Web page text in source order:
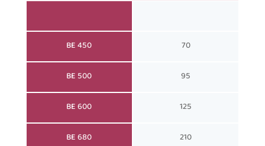
BE 450
BE 500
BE 600
BE 680
70
95
125
210